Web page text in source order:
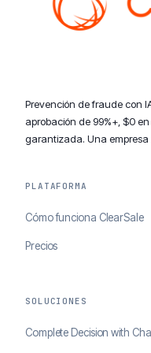
Prevención de fraude con
aprobación de 99%+, $0
garantizada. Una empresa
PLATAFORMA
Cómo funciona ClearSale
Precios
SOLUCIONES
Complete Decision with